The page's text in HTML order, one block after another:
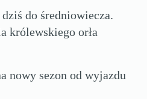
do średniowiecza.
królewskiego orła
nowy sezon od wyjazdu